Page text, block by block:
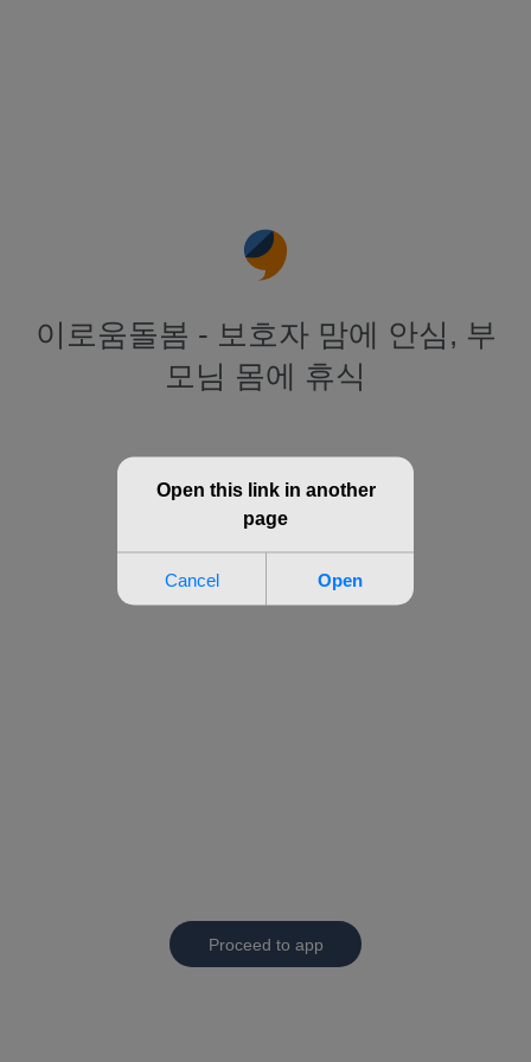
이로움돌봄 - 보호자 맘에 안심, 부
모님 몸에 휴식
Proceed to app